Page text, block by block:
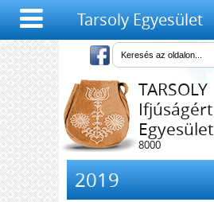
Tarsoly Egyesület
TARSOLY
Ifjúságért
Egyesület
8000
Székesfehérvár,
2019